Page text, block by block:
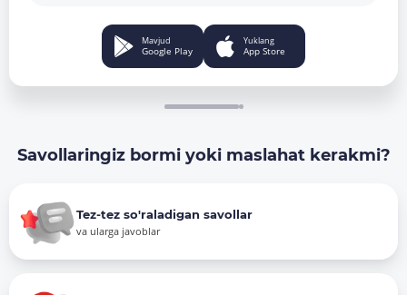
Mavjud
Google Play
Yuklang
App Store
Savollaringiz bormi yoki maslahat kerakmi?
Tez-tez so'raladigan savollar
va ularga javoblar